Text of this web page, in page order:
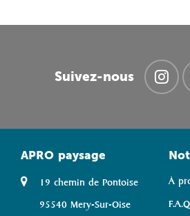
Suivez-nous
APRO paysage
19 chemin de Pontoise
95540 Mery-Sur-Oise
À